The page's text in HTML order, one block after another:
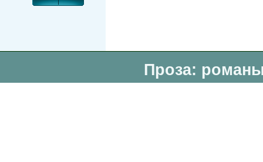
Проза: